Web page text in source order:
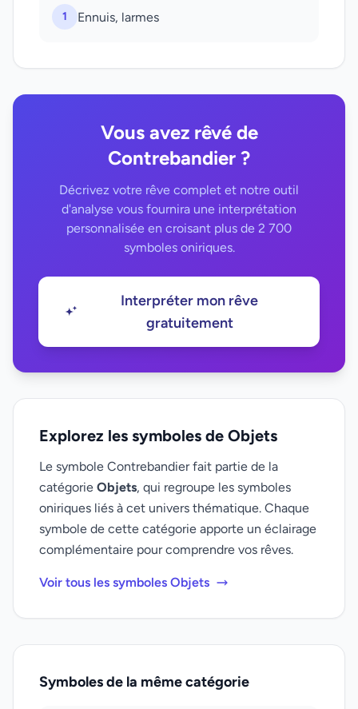
1 Ennuis, larmes
Vous avez rêvé de
Contrebandier ?
Décrivez votre rêve complet et notre outil
d'analyse vous fournira une interprétation
personnalisée en croisant plus de 2 700
symboles oniriques.
Interpréter mon rêve
gratuitement
Explorez les symboles de Objets
Le symbole Contrebandier fait partie de la
catégorie Objets, qui regroupe les symboles
oniriques liés à cet univers thématique. Chaque
symbole de cette catégorie apporte un éclairage
complémentaire pour comprendre vos rêves.
Voir tous les symboles Objets
Symboles de la même catégorie